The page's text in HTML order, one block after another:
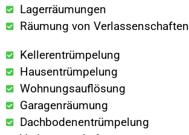
Lagerräumungen
Räumung von Verlassenschaften
Kellerentrümpelung
Hausentrümpelung
Wohnungsauflösung
Garagenräumung
Dachbodenentrümpelung